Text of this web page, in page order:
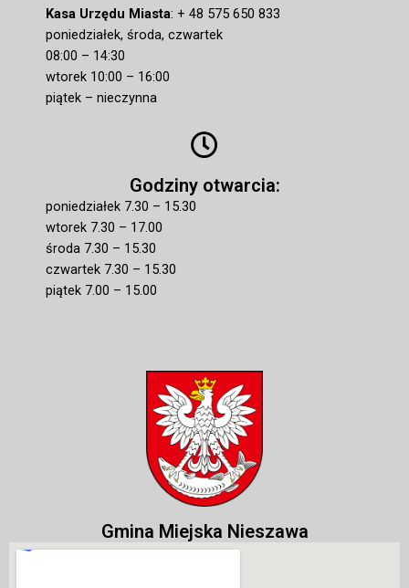
Kasa Urzędu Miasta: + 48 575 650 833
poniedziałek, środa, czwartek
08:00 – 14:30
wtorek 10:00 – 16:00
piątek – nieczynna
Godziny otwarcia:
poniedziałek 7.30 – 15.30
wtorek 7.30 – 17.00
środa 7.30 – 15.30
czwartek 7.30 – 15.30
piątek 7.00 – 15.00
Gmina Miejska Nieszawa